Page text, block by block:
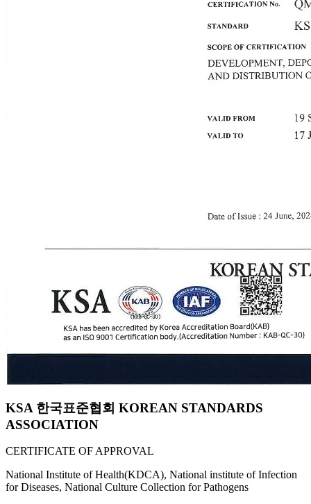
KSA 한국표준협회 KOREAN STANDARDS
ASSOCIATION
CERTIFICATE OF APPROVAL
National Institute of Health(KDCA), National institute of Infection
for Diseases, National Culture Collection for Pathogens